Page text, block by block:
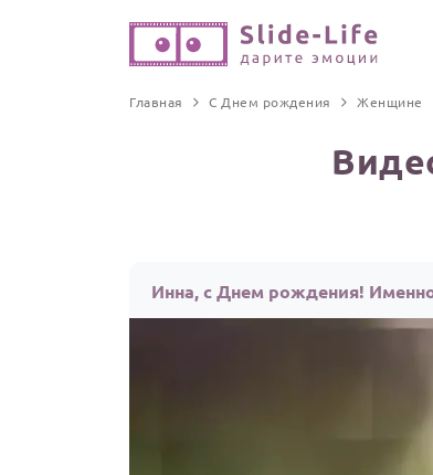
Главная С Днем рождения Женщине
Инна, с Днем рождения!